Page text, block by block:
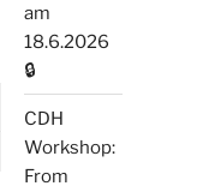
am
18.6.2026
🔒
CDH
Workshop:
From